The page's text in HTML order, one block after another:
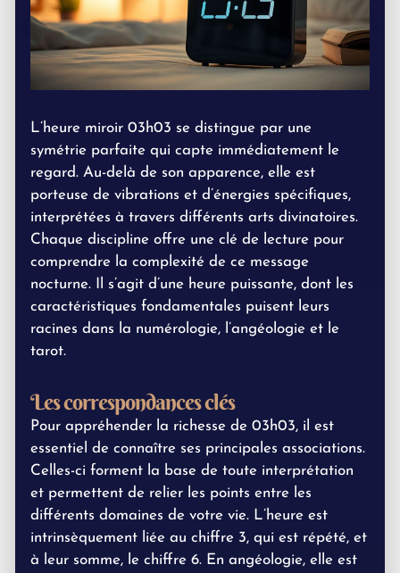
L’heure miroir 03h03 se distingue par une
symétrie parfaite qui capte immédiatement le
regard. Au-delà de son apparence, elle est
porteuse de vibrations et d’énergies spécifiques,
interprétées à travers différents arts divinatoires.
Chaque discipline offre une clé de lecture pour
comprendre la complexité de ce message
nocturne. Il s’agit d’une heure puissante, dont les
caractéristiques fondamentales puisent leurs
racines dans la numérologie, l’angéologie et le
tarot.
Les correspondances clés
Pour appréhender la richesse de 03h03, il est
essentiel de connaître ses principales associations.
Celles-ci forment la base de toute interprétation
et permettent de relier les points entre les
différents domaines de votre vie. L’heure est
intrinsèquement liée au chiffre 3, qui est répété, et
à leur somme, le chiffre 6. En angéologie, elle est